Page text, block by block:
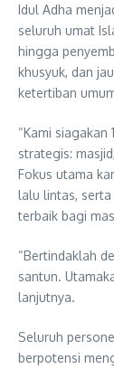
Idul Adha
seluruh umat
hingga
khusyuk, dan
ketertiban
“Kami
strategis:
Fokus utama
lalu lintas,
terbaik bagi
“Bertindaklah
santun.
lanjutnya.
Seluruh
berpotensi